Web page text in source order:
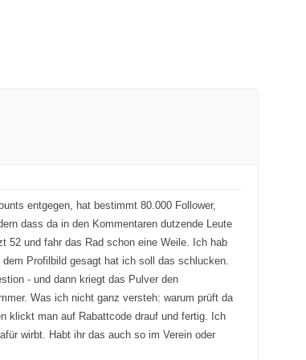
entgegen, hat bestimmt 80.000 Follower,
dass da in den Kommentaren dutzende Leute
52 und fahr das Rad schon eine Weile. Ich hab
Profilbild gesagt hat ich soll das schlucken.
- und dann kriegt das Pulver den
Was ich nicht ganz versteh: warum prüft da
klickt man auf Rabattcode drauf und fertig. Ich
wirbt. Habt ihr das auch so im Verein oder